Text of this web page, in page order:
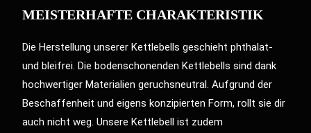
MEISTERHAFTE CHARAKTERISTIK
Die Herstellung unserer Kettlebells geschieht phthalat-
und bleifrei. Die bodenschonenden Kettlebells sind dank
hochwertiger Materialien geruchsneutral. Aufgrund der
Beschaffenheit und eigens konzipierten Form, rollt sie dir
auch nicht weg. Unsere Kettlebell ist zudem